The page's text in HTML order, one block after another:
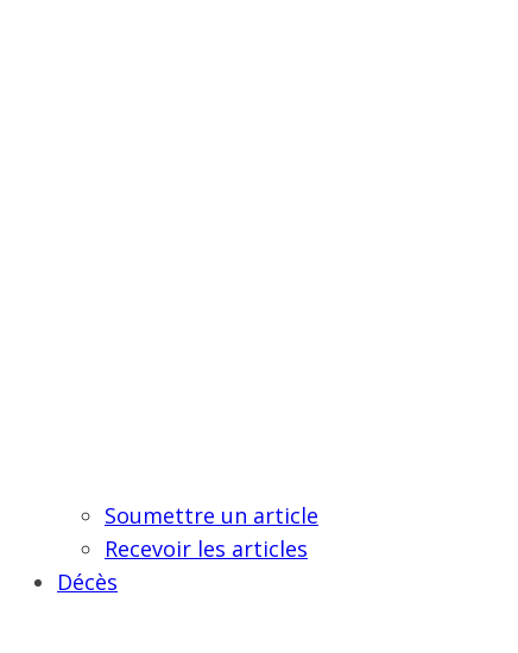
Soumettre un article
Recevoir les articles
Décès